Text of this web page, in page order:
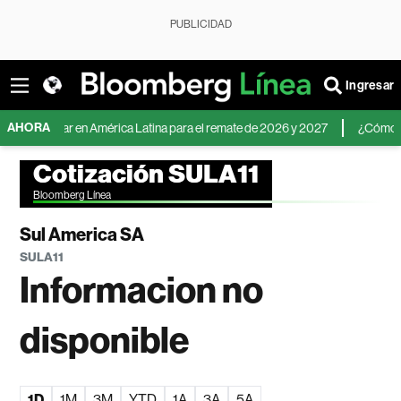
PUBLICIDAD
Ingresar
AHORAen América Latina para el remate de 2026 y 2027 ¿Cómo invertir
Cotización SULA11
Bloomberg Línea
Sul America SA
SULA11
Informacion no
disponible